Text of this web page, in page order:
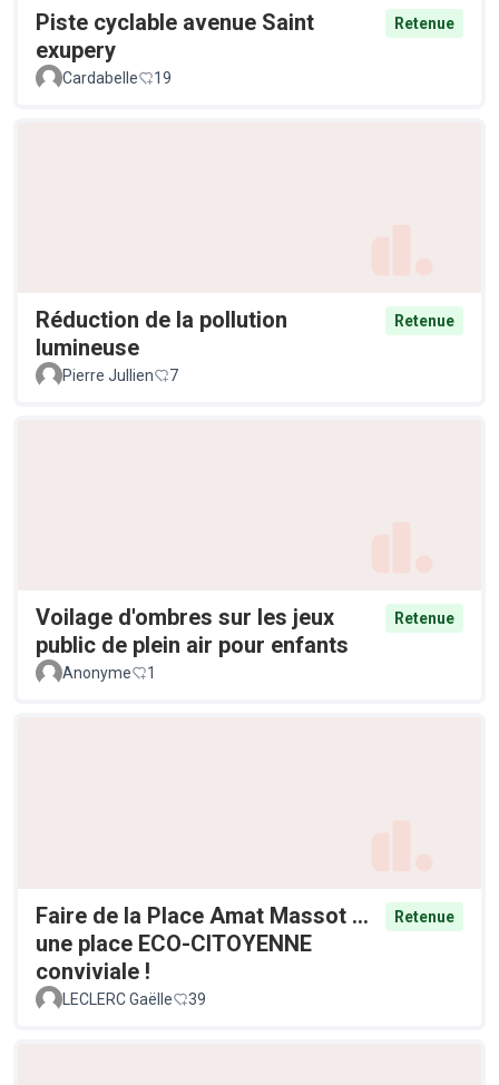
Piste cyclable avenue Saint
exupery
Retenue
Cardabelle 19
Réduction de la pollution
lumineuse
Retenue
Pierre Jullien 7
Voilage d'ombres sur les jeux
public de plein air pour enfants
Retenue
Anonyme 1
Faire de la Place Amat Massot ...
une place ECO-CITOYENNE
conviviale !
Retenue
LECLERC Gaëlle 39